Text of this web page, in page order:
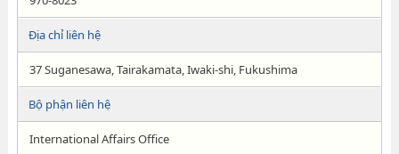
Địa chỉ liên hệ
37 Suganesawa, Tairakamata, Iwaki-shi, Fukushima
Bộ phận liên hệ
International Affairs Office